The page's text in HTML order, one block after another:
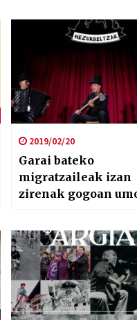
2019/02/20
Garai bateko
migratzaileak izan
zirenak gogoan
Hezurbeltzak taldea